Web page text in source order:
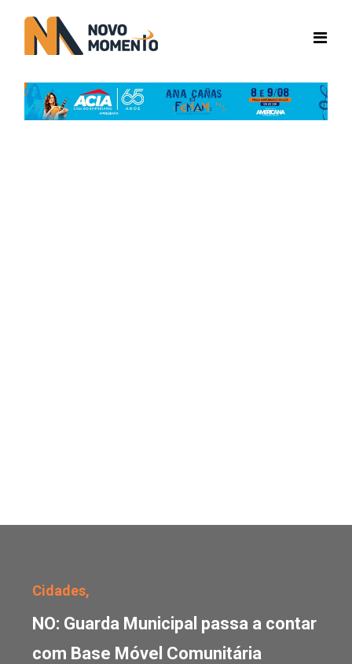
Cidades,
NO: Guarda Municipal passa a contar
com Base Móvel Comunitária